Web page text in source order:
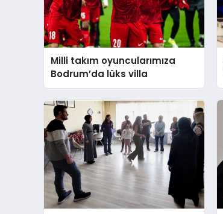
Milli takım oyuncularımıza
Bodrum’da lüks villa